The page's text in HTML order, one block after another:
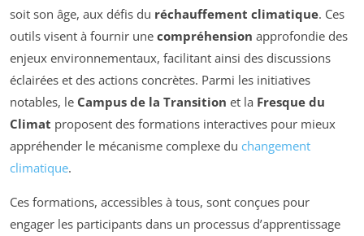
soit son âge, aux défis du réchauffement climatique. Ces
outils visent à fournir une compréhension approfondie des
enjeux environnementaux, facilitant ainsi des discussions
éclairées et des actions concrètes. Parmi les initiatives
notables, le Campus de la Transition et la Fresque du
Climat proposent des formations interactives pour mieux
appréhender le mécanisme complexe du changement
climatique.
Ces formations, accessibles à tous, sont conçues pour
engager les participants dans un processus d’apprentissage